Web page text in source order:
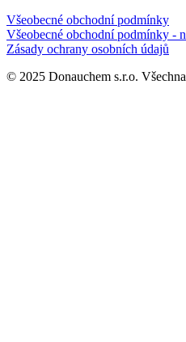
Všeobecné obchodní podmínky
Všeobecné obchodní podmínky -
Zásady ochrany osobních údajů
© 2025 Donauchem s.r.o.